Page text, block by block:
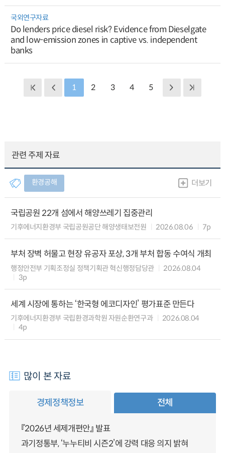
국외연구자료
Do lenders price diesel risk? Evidence from Dieselgate
and low-emission zones in captive vs. independent
banks
1 2 3 4 5
관련 주제 자료
환경공해 더보기
국립공원 22개 섬에서 해양쓰레기 집중관리
기후에너지환경부 국립공원공단 해양생태보전원 2026.08.06 7p
부처 장벽 허물고 현장 유공자 포상, 3개 부처 합동 수여식 개최
행정안전부 기획조정실 정책기획관 혁신행정담당관
2026.08.04
3p
세계 시장에 통하는 ‘한국형 에코디자인’ 평가표준 만든다
기후에너지환경부 국립환경과학원 자원순환연구과
2026.08.04
4p
많이 본 자료
경제정책정보 전체
『2026년 세제개편안』 발표
과기정통부, ‘누누티비 시즌2’에 강력 대응 의지 밝혀